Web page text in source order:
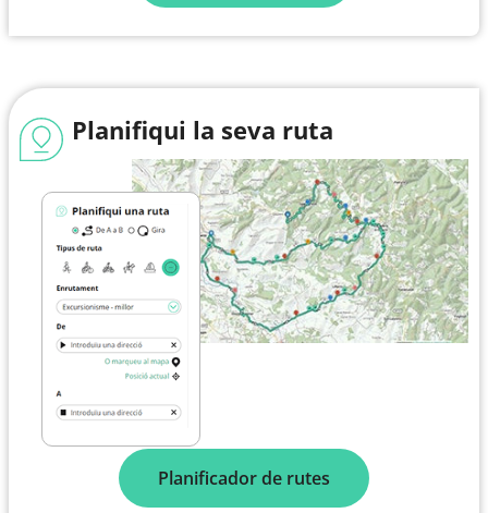
Planifiqui la seva ruta
Planificador de rutes